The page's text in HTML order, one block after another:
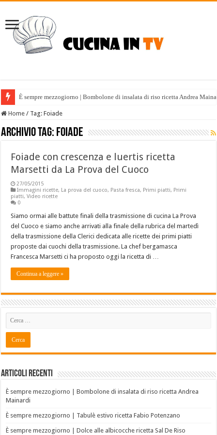
È sempre mezzogiorno | Bombolone di insalata di riso ricetta Andrea
Home / Tag:Foiade
Archivio tag: Foiade
Foiade con crescenza e luertis ricetta
Marsetti da La Prova del Cuoco
27/05/2015
Immagini ricette, La prova del cuoco, Pasta fresca, Primi piatti, Primi
piatti,Video ricette
0
Siamo ormai alle battute finali della trasmissione di cucina La Prova
del Cuoco e siamo anche arrivati alla finale della rubrica del martedì
della trasmissione della Clerici dedicata alle ricette dei primi piatti
proposte dai cuochi della trasmissione. La chef bergamasca
Francesca Marsetti ci ha proposto oggi la ricetta di …
Continua a leggere »
Articoli recenti
È sempre mezzogiorno | Bombolone di insalata di riso ricetta Andrea
Mainardi
È sempre mezzogiorno | Tabulè estivo ricetta Fabio Potenzano
È sempre mezzogiorno | Dolce alle albicocche ricetta Sal De Riso